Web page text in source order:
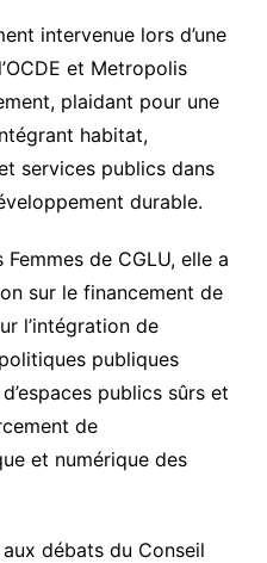
intervenue lors d’une
et Metropolis
plaidant pour une
habitat,
services publics dans
durable.
Femmes de CGLU, elle a
sur le financement de
l’intégration de
publiques
publics sûrs et
de
et numérique des
débats du Conseil